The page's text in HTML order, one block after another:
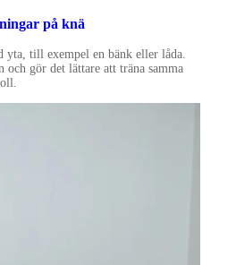
på knä
yta, till exempel en bänk eller låda.
och gör det lättare att träna samma